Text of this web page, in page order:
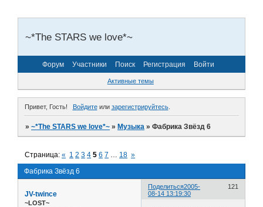
~*The STARS we love*~
Форум Участники Поиск Регистрация Войти
Активные темы
Привет, Гость! Войдитеили зарегистрируйтесь.
»~*The STARS we love*~ »Музыка »Фабрика Звёзд 6
Фабрика Звёзд 6
Страница:« 1 2 3 4 5 6 7 … 18 »
Поделиться 121
2005-
08-14 13:19:30
JV-twince
~LOST~